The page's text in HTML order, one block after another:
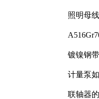
照明母
镀镍钢
计量泵
联轴器